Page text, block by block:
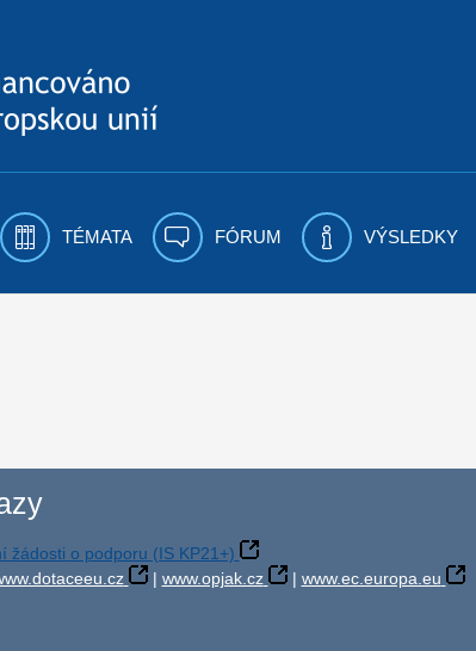
TÉMATA FÓRUM VÝSLEDKY
žádosti o podporu (IS KP21+)
| www.opjak.cz | www.ec.europa.eu